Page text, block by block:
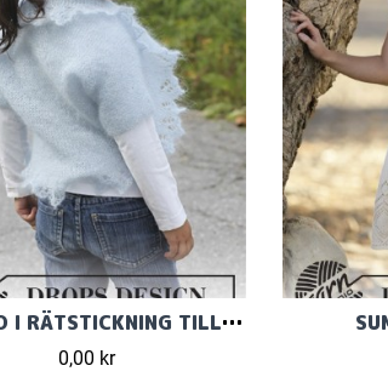
BOLERO I RÄTSTICKNING TILL FLICKAN
0,00 kr